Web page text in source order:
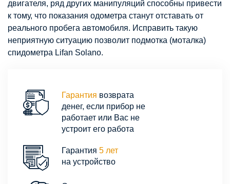
двигателя, ряд других манипуляций способны привести
к тому, что показания одометра станут отставать от
реального пробега автомобиля. Исправить такую
неприятную ситуацию позволит подмотка (моталка)
спидометра Lifan Solano.
Гарантия возврата
денег, если прибор не
работает или Вас не
устроит его работа
Гарантия 5 лет
на устройство